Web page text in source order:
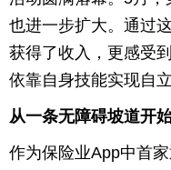
也进一步扩大。通过
获得了收入，更感受
依靠自身技能实现自立
从一条无障碍坡道开
作为保险业App中首